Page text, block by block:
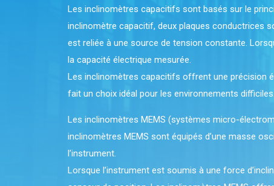
Les inclinomètres capacitifs sont basés sur le
inclinomètre capacitif, deux plaques conductrices
est reliée à une source de tension constante.
la capacité électrique mesurée.
Les inclinomètres capacitifs offrent une précision
fait un choix idéal pour les environnements difficiles.
Les inclinomètres MEMS (systèmes micro-
inclinomètres MEMS sont équipés d’une masse
l’instrument.
Lorsque l’instrument est soumis à une force